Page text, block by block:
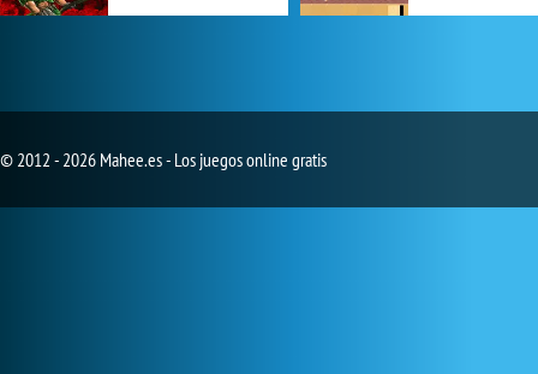
© 2012 - 2026 Mahee.es - Los juegos online gratis